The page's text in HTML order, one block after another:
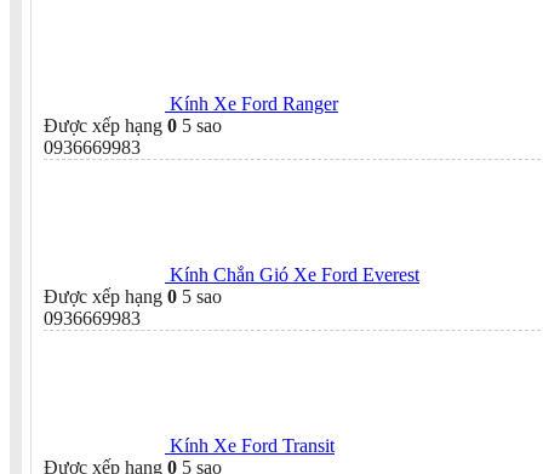
Kính Xe Ford Ranger
Được xếp hạng 0 5 sao
0936669983
Kính Chắn Gió Xe Ford Everest
Được xếp hạng 0 5 sao
0936669983
Kính Xe Ford Transit
Được xếp hạng 0 5 sao